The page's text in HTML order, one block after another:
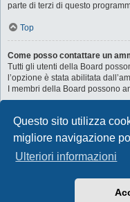
Questo sito utilizza
migliore navigazione
Ulteriori informazioni
parte di terzi di questo
Top
Come posso contattare un
Tutti gli utenti della Board
l’opzione è stata abilitata
I membri della Board possono
Indice
phpBB